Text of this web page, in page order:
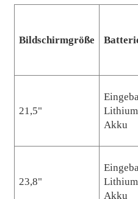
Bildschirmgröße
21,5"
Akku
23,8"
Akku